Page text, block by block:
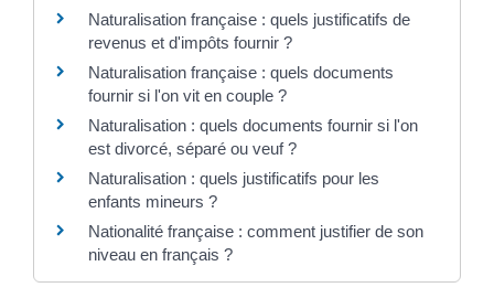
Naturalisation française : quels justificatifs de
revenus et d'impôts fournir ?
Naturalisation française : quels documents
fournir si l'on vit en couple ?
Naturalisation : quels documents fournir si l'on
est divorcé, séparé ou veuf ?
Naturalisation : quels justificatifs pour les
enfants mineurs ?
Nationalité française : comment justifier de son
niveau en français ?